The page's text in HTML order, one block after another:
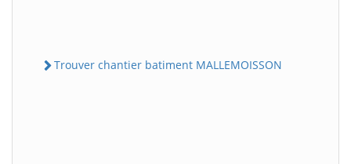
Trouver chantier batiment MALLEMOISSON